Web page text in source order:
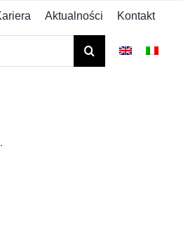
Aktualności Kontakt